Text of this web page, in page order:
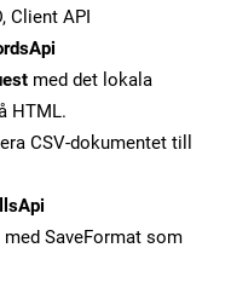
Client API
med det lokala
HTML.
CSV-dokumentet till
SaveFormat som